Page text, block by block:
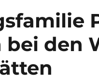
bei den